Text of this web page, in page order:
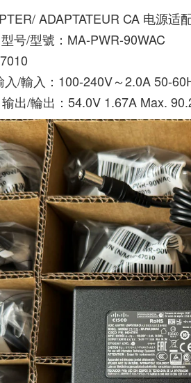
ADAPTATEUR CA 电源适
号/型號：MA-PWR-90WAC
/輸入：100-240V～2.0A 50-
出/輪出：54.0V 1.67A Max.